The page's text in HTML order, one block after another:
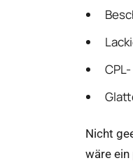
Nicht
wäre ein